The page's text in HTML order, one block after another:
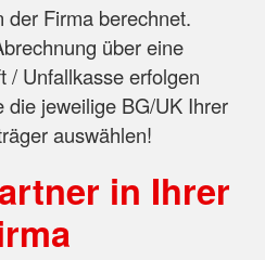
der Firma berechnet.
über eine
/ Unfallkasse erfolgen
die jeweilige BG/UK Ihrer
auswählen!
in Ihrer